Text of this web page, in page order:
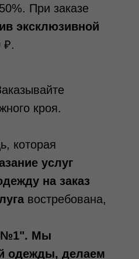
При заказе
эксклюзивной
₽.
кроя.
которая
услуг
на заказ
востребована,
№1". Мы
одежды, делаем